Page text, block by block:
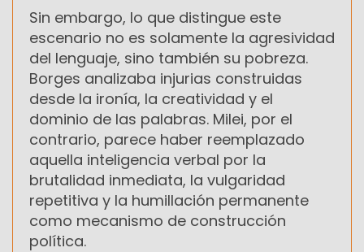
Sin embargo, lo que distingue este
escenario no es solamente la agresividad
del lenguaje, sino también su pobreza.
Borges analizaba injurias construidas
desde la ironía, la creatividad y el
dominio de las palabras. Milei, por el
contrario, parece haber reemplazado
aquella inteligencia verbal por la
brutalidad inmediata, la vulgaridad
repetitiva y la humillación permanente
como mecanismo de construcción
política.